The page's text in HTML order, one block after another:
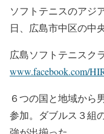
ソフトテニスのアジ
日、広島市中区の中
広島ソフトテニスク
www.facebook.com/
６つの国と地域から
参加。ダブルス３組